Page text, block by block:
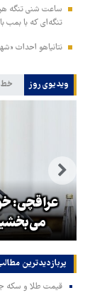
ساعت شنی تنگه
تنگه‌ای که با بمب
نتانیاهو احداث
ویدیوی روز خط
عراقچی:
پربازدیدترین‌